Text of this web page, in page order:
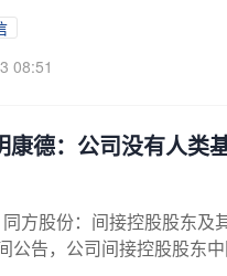
08:51
康德：公司没有人
方股份：间接控股股东
公告，公司间接控股股东